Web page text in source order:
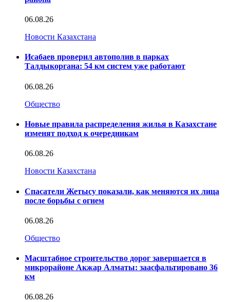
06.08.26
Новости Казахстана
Исабаев проверил автополив в парках
Талдыкоргана: 54 км систем уже работают
06.08.26
Общество
Новые правила распределения жилья в Казахстане
изменят подход к очередникам
06.08.26
Новости Казахстана
Спасатели Жетысу показали, как меняются их лица
после борьбы с огнем
06.08.26
Общество
Масштабное строительство дорог завершается в
микрорайоне Акжар Алматы: заасфальтировано 36
км
06.08.26